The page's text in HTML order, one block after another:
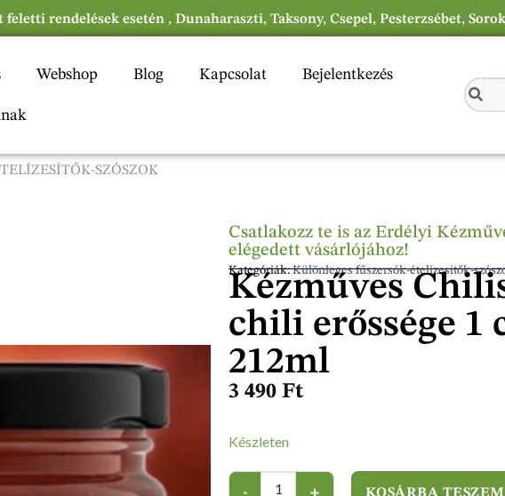
feletti rendelések esetén , Dunaharaszti, Taksony, Csepel, Pesterzsébet,
Webshop Blog Kapcsolat Bejelentkezés
SZÓSZOK
Csatlakozz te is az Erdélyi
elégedett vásárlójához!
Kategóriák:Különleges fűszersók-ételízesítők-
Kézműves
chili erőssége 1
212ml
3 490 Ft
Készleten
KOSÁRBA TESZEM